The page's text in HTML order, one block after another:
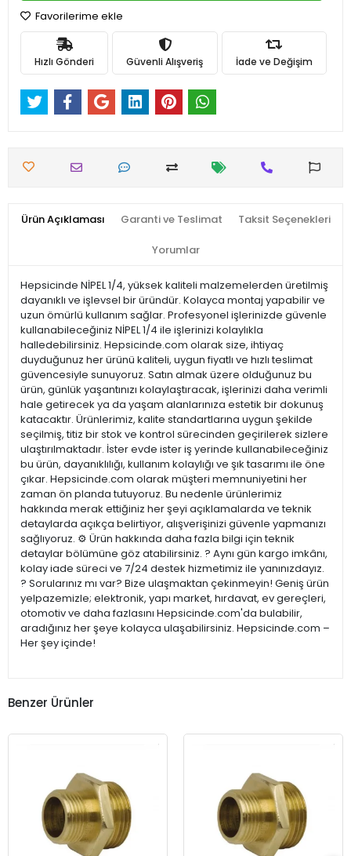
Favorilerime ekle
Hızlı Gönderi Güvenli Alışveriş İade ve Değişim
Ürün Açıklaması Garanti ve Teslimat Taksit Seçenekleri
Yorumlar
Hepsicinde NİPEL 1/4, yüksek kaliteli malzemelerden üretilmiş
dayanıklı ve işlevsel bir üründür. Kolayca montaj yapabilir ve
uzun ömürlü kullanım sağlar. Profesyonel işlerinizde güvenle
kullanabileceğiniz NİPEL 1/4 ile işlerinizi kolaylıkla
halledebilirsiniz. Hepsicinde.com olarak size, ihtiyaç
duyduğunuz her ürünü kaliteli, uygun fiyatlı ve hızlı teslimat
güvencesiyle sunuyoruz. Satın almak üzere olduğunuz bu
ürün, günlük yaşantınızı kolaylaştıracak, işlerinizi daha verimli
hale getirecek ya da yaşam alanlarınıza estetik bir dokunuş
katacaktır. Ürünlerimiz, kalite standartlarına uygun şekilde
seçilmiş, titiz bir stok ve kontrol sürecinden geçirilerek sizlere
ulaştırılmaktadır. İster evde ister iş yerinde kullanabileceğiniz
bu ürün, dayanıklılığı, kullanım kolaylığı ve şık tasarımı ile öne
çıkar. Hepsicinde.com olarak müşteri memnuniyetini her
zaman ön planda tutuyoruz. Bu nedenle ürünlerimiz
hakkında merak ettiğiniz her şeyi açıklamalarda ve teknik
detaylarda açıkça belirtiyor, alışverişinizi güvenle yapmanızı
sağlıyoruz. ⚙️ Ürün hakkında daha fazla bilgi için teknik
detaylar bölümüne göz atabilirsiniz. ? Aynı gün kargo imkânı,
kolay iade süreci ve 7/24 destek hizmetimiz ile yanınızdayız.
? Sorularınız mı var? Bize ulaşmaktan çekinmeyin! Geniş ürün
yelpazemizle; elektronik, yapı market, hırdavat, ev gereçleri,
otomotiv ve daha fazlasını Hepsicinde.com'da bulabilir,
aradığınız her şeye kolayca ulaşabilirsiniz. Hepsicinde.com –
Her şey içinde!
Benzer Ürünler